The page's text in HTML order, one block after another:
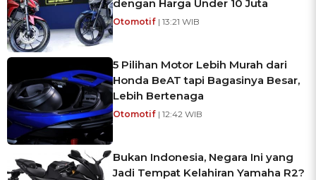
dengan Harga Under 10 Juta
Otomotif | 13:21 WIB
5 Pilihan Motor Lebih Murah dari
Honda BeAT tapi Bagasinya Besar,
Lebih Bertenaga
Otomotif | 12:42 WIB
Bukan Indonesia, Negara Ini yang
Jadi Tempat Kelahiran Yamaha R2?